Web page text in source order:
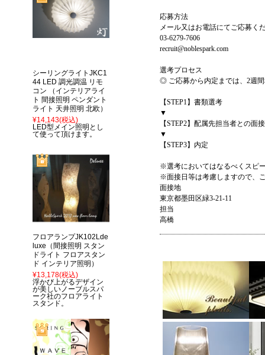
応募方法
メール又はお電話にてご応募く
03-6279-7606
recruit@noblespark.com
選考プロセス
◎ ご応募から内定までは、2週
【STEP1】書類選考
▼
【STEP2】配属先担当者との面
▼
【STEP3】内定
※選考においてはなるべくスピ
※面接日等は考慮しますので、
面接地
東京都墨田区緑3-21-11
担当
高橋
シーリングライトJKC1
44 LED 調光調温 リモ
コン （インテリアライ
ト 間接照明 ペンダント
ライト 天井照明 北欧）
¥14,143(税込)
LED型メイン照明とし
て使って頂けます。
フロアランプJK102Lde
luxe（間接照明 スタン
ドライト フロアスタン
ド インテリア照明）
¥13,178(税込)
浮かび上がるデザイン
が美しいノーブルスパ
ーク社のフロアライト
スタンド。